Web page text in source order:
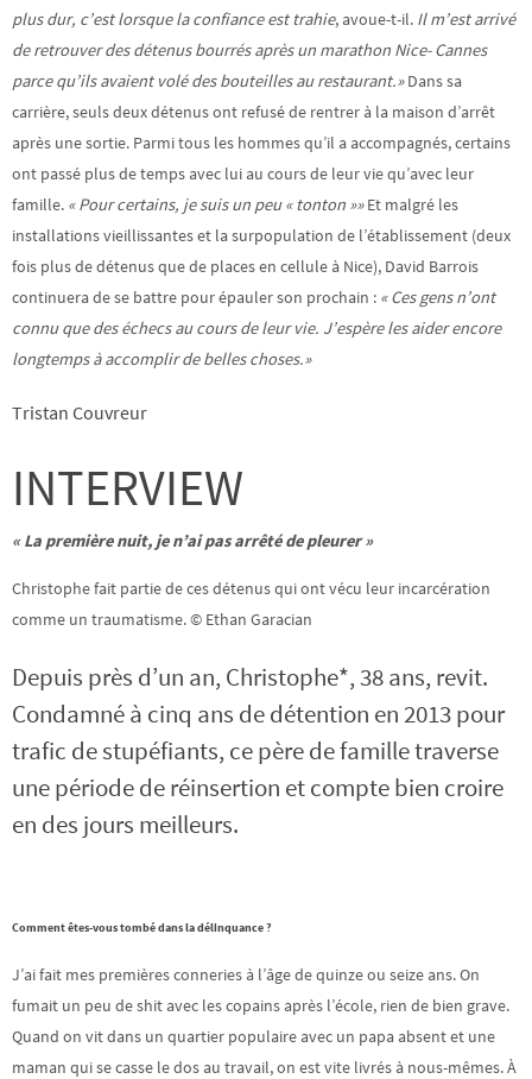
plus dur, c’est lorsque la confiance est trahie, avoue-t-il. Il m’est arrivé
de retrouver des détenus bourrés après un marathon Nice- Cannes
parce qu’ils avaient volé des bouteilles au restaurant.»Dans sa
carrière, seuls deux détenus ont refusé de rentrer à la maison d’arrêt
après une sortie. Parmi tous les hommes qu’il a accompagnés, certains
ont passé plus de temps avec lui au cours de leur vie qu’avec leur
famille. « Pour certains, je suis un peu « tonton »»Et malgré les
installations vieillissantes et la surpopulation de l’établissement (deux
fois plus de détenus que de places en cellule à Nice), David Barrois
continuera de se battre pour épauler son prochain : « Ces gens n’ont
connu que des échecs au cours de leur vie. J’espère les aider encore
longtemps à accomplir de belles choses.»
Tristan Couvreur
INTERVIEW
« La première nuit, je n’ai pas arrêté de pleurer »
Christophe fait partie de ces détenus qui ont vécu leur incarcération
comme un traumatisme. © Ethan Garacian
Depuis près d’un an, Christophe*, 38 ans, revit.
Condamné à cinq ans de détention en 2013 pour
trafic de stupéfiants, ce père de famille traverse
une période de réinsertion et compte bien croire
en des jours meilleurs.
Comment êtes-vous tombé dans la délinquance ?
J’ai fait mes premières conneries à l’âge de quinze ou seize ans. On
fumait un peu de shit avec les copains après l’école, rien de bien grave.
Quand on vit dans un quartier populaire avec un papa absent et une
maman qui se casse le dos au travail, on est vite livrés à nous-mêmes. À